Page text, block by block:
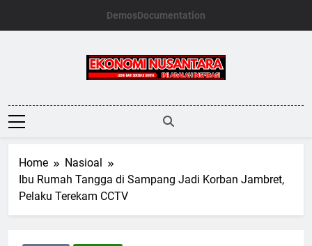
DemosDocumentation
Ekonomi
Nusantara
Home
Nasioal
Ibu Rumah Tangga di Sampang Jadi Korban Jambret,
Pelaku Terekam CCTV